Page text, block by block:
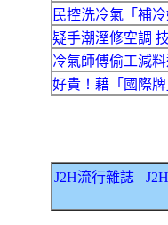
民控洗冷氣「補
疑手潮溼修空調
冷氣師傅偷工減
好貴！藉「國際
J2H流行雜誌 J2H